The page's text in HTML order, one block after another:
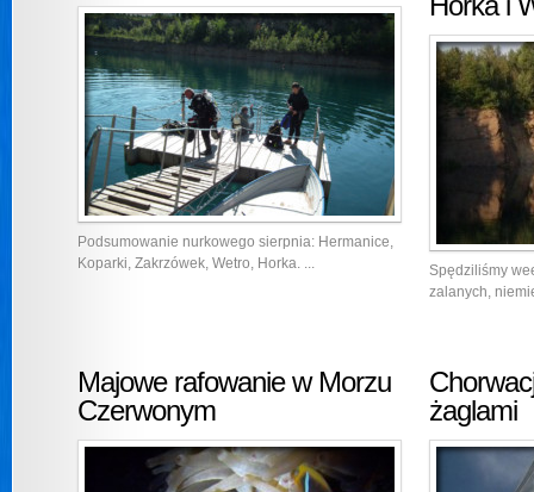
Podsumowanie nurkowego sierpnia: Hermanice,
Koparki, Zakrzówek, Wetro, Horka. ...
Spędziliśmy
zalanych,
Majowe rafowanie w Morzu
Czerwonym
żaglami